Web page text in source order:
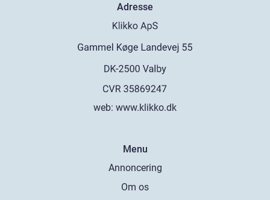
Adresse
web: www.klikko.dk
Menu
Annoncering
Om os